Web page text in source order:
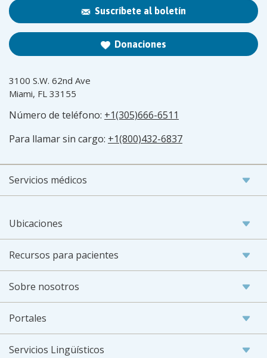
Suscríbete al boletín
Donaciones
3100 S.W. 62nd Ave
Miami, FL 33155
Número de teléfono: +1(305)666-6511
Para llamar sin cargo: +1(800)432-6837
Servicios médicos
Ubicaciones
Recursos para pacientes
Sobre nosotros
Portales
Servicios Lingüísticos